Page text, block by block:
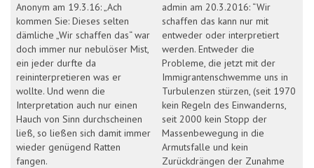
Anonym am 19.3.16: „Ach
kommen Sie: Dieses selten
dämliche „Wir schaffen das“ war
doch immer nur nebulöser Mist,
ein jeder durfte da
reininterpretieren was er
wollte. Und wenn die
Interpretation auch nur einen
Hauch von Sinn durchscheinen
ließ, so ließen sich damit immer
wieder genügend Ratten
fangen.
admin am 20.3.2016: “Wir
schaffen das kann nur mit
entweder oder interpretiert
werden. Entweder die
Probleme, die jetzt mit der
Immigrantenschwemme uns in
Turbulenzen stürzen, (seit 1970
kein Regeln des Einwanderns,
seit 2000 kein Stopp der
Massenbewegung in die
Armutsfalle und kein
Zurückdrängen der Zunahme